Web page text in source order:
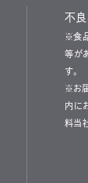
不良
※食
等が
す。
※お
内に
料当